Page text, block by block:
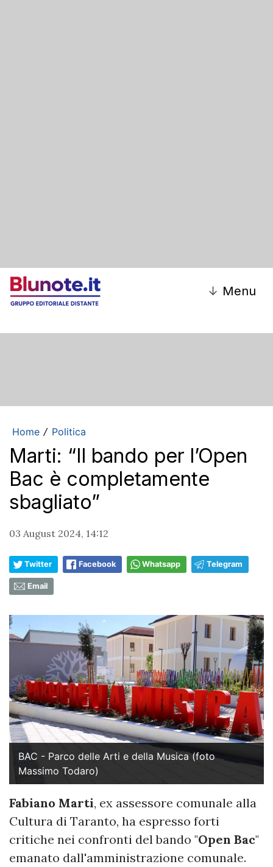
↓ Menu
Home / Politica
Marti: “Il bando per l’Open
Bac è completamente
sbagliato”
03 August 2024, 14:12
Twitter Facebook Whatsapp Telegram
Email
BAC - Parco delle Arti e della Musica (foto
Massimo Todaro)
Fabiano Marti, ex assessore comunale alla
Cultura di Taranto, ha espresso forti
critiche nei confronti del bando "Open Bac"
emanato dall'amministrazione comunale.